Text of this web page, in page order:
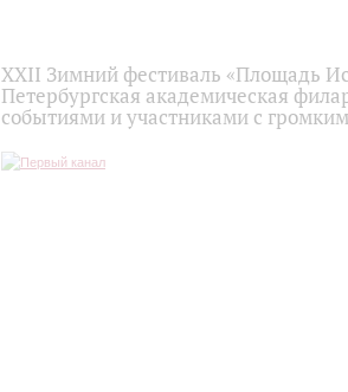
XXII Зимний фестиваль «Площадь
Петербургская академическая
событиями и участниками с